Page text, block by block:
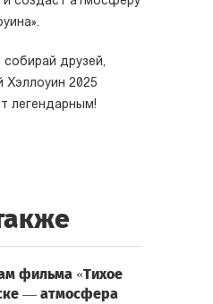
собирай друзей,
Хэллоуин 2025
легендарным!
фильма «Тихое
— атмосфера